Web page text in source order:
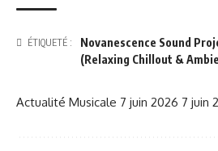
ÉTIQUETÉ :
Novanescence Sound
(Relaxing Chillout &
Actualité Musicale 7 juin 2026 7 juin